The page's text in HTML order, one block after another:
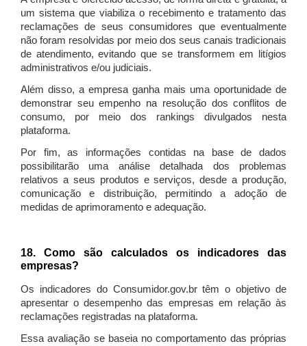
um sistema que viabiliza o recebimento e tratamento das
reclamações de seus consumidores que eventualmente
não foram resolvidas por meio dos seus canais tradicionais
de atendimento, evitando que se transformem em litígios
administrativos e/ou judiciais.
Além disso, a empresa ganha mais uma oportunidade de
demonstrar seu empenho na resolução dos conflitos de
consumo, por meio dos rankings divulgados nesta
plataforma.
Por fim, as informações contidas na base de dados
possibilitarão uma análise detalhada dos problemas
relativos a seus produtos e serviços, desde a produção,
comunicação e distribuição, permitindo a adoção de
medidas de aprimoramento e adequação.
18. Como são calculados os indicadores das
empresas?
Os indicadores do Consumidor.gov.br têm o objetivo de
apresentar o desempenho das empresas em relação às
reclamações registradas na plataforma.
Essa avaliação se baseia no comportamento das próprias